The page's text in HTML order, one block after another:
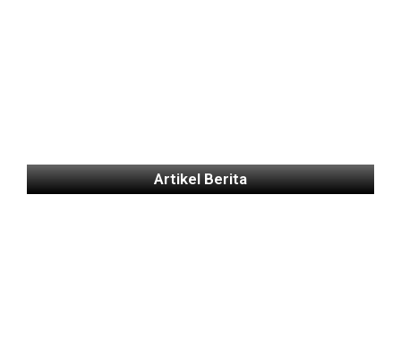
Artikel Berita